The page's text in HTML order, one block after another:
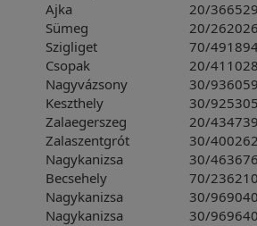
Ajka
20/
Sümeg
20/
Szigliget
70/
Csopak
20/
Nagyvázsony
30/
Keszthely
30/
Zalaegerszeg
20/
Zalaszentgrót
30/
Nagykanizsa
30/
Becsehely
70/
Nagykanizsa
30/
Nagykanizsa 30/